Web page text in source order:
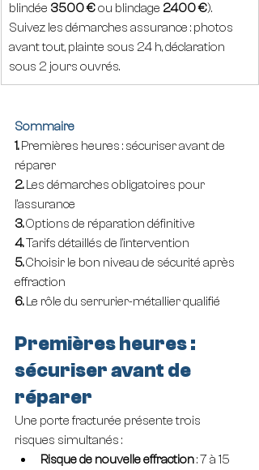
blindée 3500 € ou blindage 2400 €).
Suivez les démarches assurance : photos
avant tout, plainte sous 24 h, déclaration
sous 2 jours ouvrés.
Sommaire
1. Premières heures : sécuriser avant de
réparer
2. Les démarches obligatoires pour
l'assurance
3. Options de réparation définitive
4. Tarifs détaillés de l'intervention
5. Choisir le bon niveau de sécurité après
effraction
6. Le rôle du serrurier-métallier qualifié
Premières heures :
sécuriser avant de
réparer
Une porte fracturée présente trois
risques simultanés :
Risque de nouvelle effraction : 7 à 15